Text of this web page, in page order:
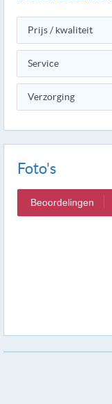
Prijs / kwaliteit
Service
Verzorging
Foto's
Beoordelingen